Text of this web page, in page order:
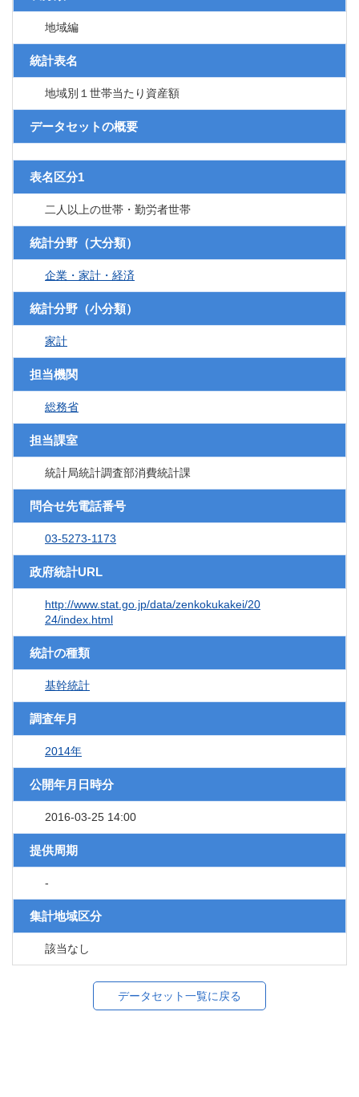
地域編
統計表名
地域別１世帯当たり資産額
データセットの概要
表名区分1
二人以上の世帯・勤労者世帯
統計分野（大分類）
企業・家計・経済
統計分野（小分類）
家計
担当機関
総務省
担当課室
統計局統計調査部消費統計課
問合せ先電話番号
03-5273-1173
政府統計URL
http://www.stat.go.jp/data/zenkokukakei/20
24/index.html
統計の種類
基幹統計
調査年月
2014年
公開年月日時分
2016-03-25 14:00
提供周期
-
集計地域区分
該当なし
データセット一覧に戻る